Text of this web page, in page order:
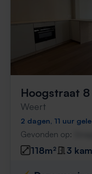
Hoogstraat 8
Weert
2 dagen, 11 uur
Gevonden op:
118m² 3